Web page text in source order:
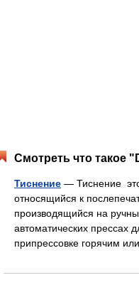
Смотреть что такое
Тиснение — Тиснение
относящийся к
производящийся на
автоматических прессах
припрессовке горячим